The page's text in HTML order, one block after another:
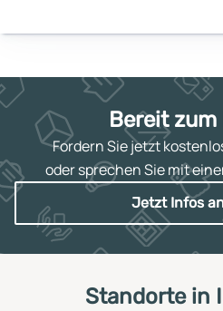
Bereit zum
Fordern Sie jetzt
oder sprechen Sie mit
Jetzt Infos
Standorte in